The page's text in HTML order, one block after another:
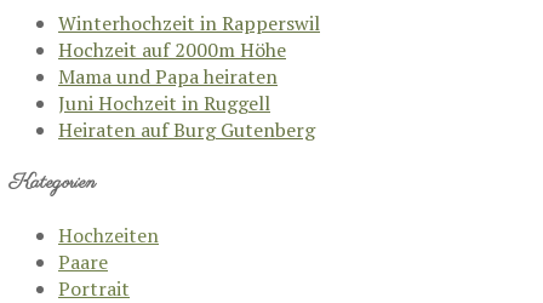
Winterhochzeit in Rapperswil
Hochzeit auf 2000m Höhe
Mama und Papa heiraten
Juni Hochzeit in Ruggell
Heiraten auf Burg Gutenberg
Kategorien
Hochzeiten
Paare
Portrait